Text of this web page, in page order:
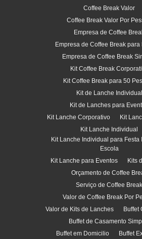
Coffee Break Valor
Coffee Break Valor Por
Empresa de Coffee
Empresa de Coffee Break para
Empresa de Coffee Break
Kit Coffee Break
Kit Coffee Break para 50
Kit de Lanche Individual
Kit de Lanches para
Kit Lanche Corporativo
Kit
Kit Lanche Individual
Kit Lanche Individual para Festa
Escola
Kit Lanche para Eventos
Kits
Orçamento de Coffee
Serviço de Coffee Break
Valor de Coffee Break Por
Valor de Kits de Lanches
Buffet
Buffet de Casamento
Buffet em Domicilio
Buffet